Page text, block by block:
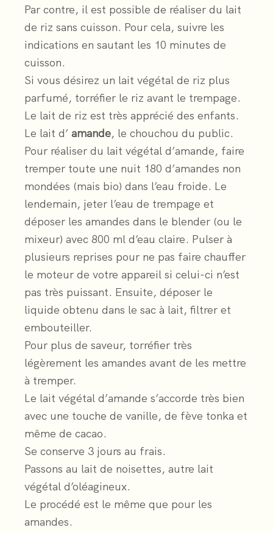
Par contre, il est possible de réaliser du lait
de riz sans cuisson. Pour cela, suivre les
indications en sautant les 10 minutes de
cuisson.
Si vous désirez un lait végétal de riz plus
parfumé, torréfier le riz avant le trempage.
Le lait de riz est très apprécié des enfants.
Le lait d’ amande, le chouchou du public.
Pour réaliser du lait végétal d’amande, faire
tremper toute une nuit 180 d’amandes non
mondées (mais bio) dans l’eau froide. Le
lendemain, jeter l’eau de trempage et
déposer les amandes dans le blender (ou le
mixeur) avec 800 ml d’eau claire. Pulser à
plusieurs reprises pour ne pas faire chauffer
le moteur de votre appareil si celui-ci n’est
pas très puissant. Ensuite, déposer le
liquide obtenu dans le sac à lait, filtrer et
embouteiller.
Pour plus de saveur, torréfier très
légèrement les amandes avant de les mettre
à tremper.
Le lait végétal d’amande s’accorde très bien
avec une touche de vanille, de fève tonka et
même de cacao.
Se conserve 3 jours au frais.
Passons au lait de noisettes, autre lait
végétal d’oléagineux.
Le procédé est le même que pour les
amandes.